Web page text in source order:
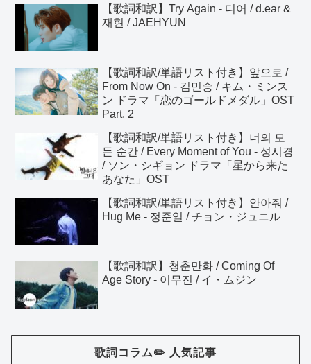
【歌詞和訳】Try Again - 디어 / d.ear &
재현 / JAEHYUN
【歌詞和訳/単語リスト付き】앞으로 /
From Now On - 김민승 / キム・ミンス
ン ドラマ「恋のゴールドメダル」OST
Part. 2
【歌詞和訳/単語リスト付き】너의 모
든 순간 / Every Moment of You - 성시경
/ ソン・シギョン ドラマ「星から来た
あなた」OST
【歌詞和訳/単語リスト付き】안아줘 /
Hug Me - 정준일 / チョン・ジュニル
【歌詞和訳】청춘만화 / Coming Of
Age Story - 이무진 / イ・ムジン
歌詞コラム✏️ 人気記事